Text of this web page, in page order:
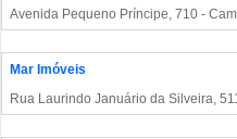
Avenida Pequeno Príncipe, 710 -
Mar Imóveis
Rua Laurindo Januário da Silveira,